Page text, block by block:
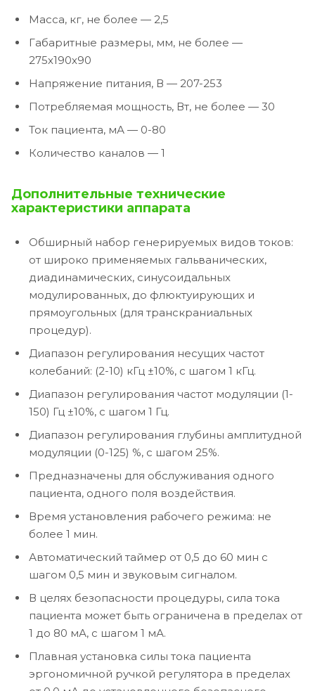
Масса, кг, не более — 2,5
Габаритные размеры, мм, не более —
275х190х90
Напряжение питания, В — 207-253
Потребляемая мощность, Вт, не более — 30
Ток пациента, мА — 0-80
Количество каналов — 1
Дополнительные технические
характеристики аппарата
Обширный набор генерируемых видов токов:
от широко применяемых гальванических,
диадинамических, синусоидальных
модулированных, до флюктуирующих и
прямоугольных (для транскраниальных
процедур).
Диапазон регулирования несущих частот
колебаний: (2-10) кГц ±10%, с шагом 1 кГц.
Диапазон регулирования частот модуляции (1-
150) Гц ±10%, с шагом 1 Гц.
Диапазон регулирования глубины амплитудной
модуляции (0-125) %, с шагом 25%.
Предназначены для обслуживания одного
пациента, одного поля воздействия.
Время установления рабочего режима: не
более 1 мин.
Автоматический таймер от 0,5 до 60 мин с
шагом 0,5 мин и звуковым сигналом.
В целях безопасности процедуры, сила тока
пациента может быть ограничена в пределах от
1 до 80 мА, с шагом 1 мА.
Плавная установка силы тока пациента
эргономичной ручкой регулятора в пределах